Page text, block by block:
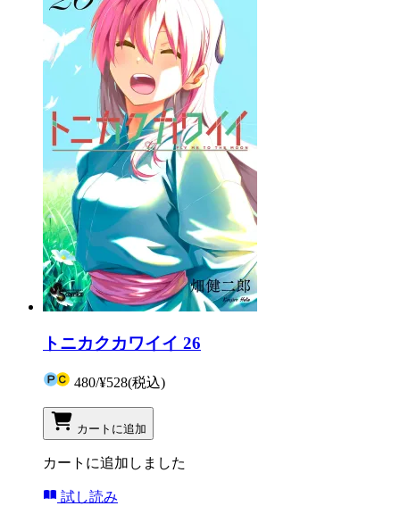
トニカクカワイイ 26
480/¥528(税込)
カートに追加
カートに追加しました
試し読み